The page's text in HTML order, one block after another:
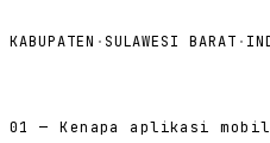
KABUPATEN · SULAWESI BARAT ·
01 — Kenapa aplikasi